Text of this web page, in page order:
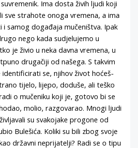
Ima dosta živih ljudi koji
sve strahote onoga vremena, a ima
i samog događaja mučeništva. Ipak
nego kada sudjelujemo u
je živio u neka davna vremena, u
drugačiji od našega. S takvim
identificirati se, njihov život hoćeš-
tijelo, lijepo, doduše, ali teško
o mučeniku koji je, gotovo bi se
molio, razgovarao. Mnogi ljudi
su svakojake progone od
Bulešića. Koliki su bili zbog svoje
državni neprijatelji? Radi se o tipu